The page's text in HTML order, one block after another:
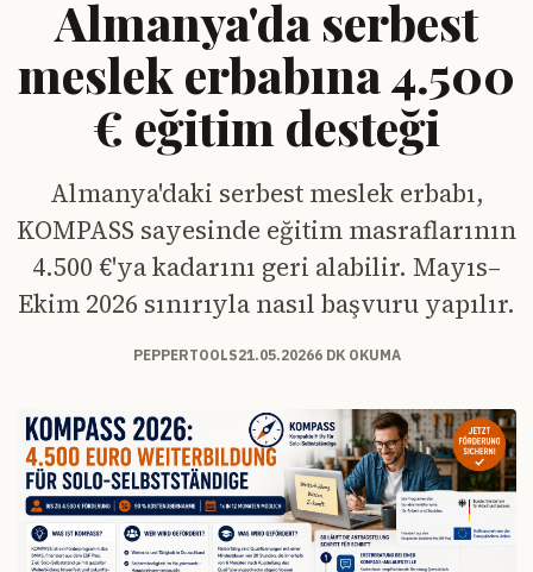
Almanya'da serbest
meslek erbabına 4.500
€ eğitim desteği
Almanya'daki serbest meslek erbabı,
KOMPASS sayesinde eğitim masraflarının
4.500 €'ya kadarını geri alabilir. Mayıs–
Ekim 2026 sınırıyla nasıl başvuru yapılır.
PEPPERTOOLS21.05.20266 DK OKUMA